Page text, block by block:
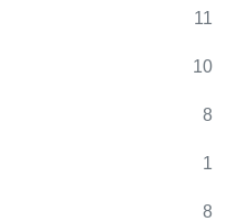
11
10
8
1
8